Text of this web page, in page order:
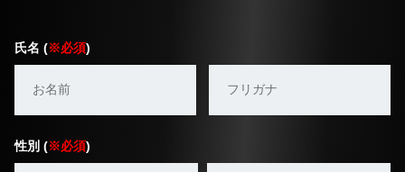
氏名 (※必須)
性別 (※必須)